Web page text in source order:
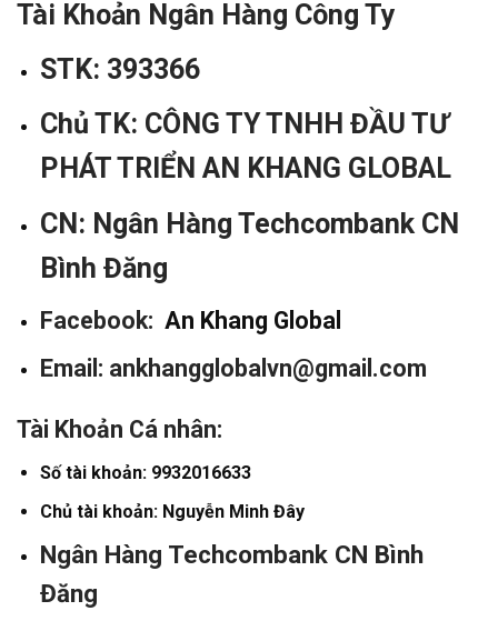
Tài Khoản Ngân Hàng Công Ty
STK: 393366
Chủ TK: CÔNG TY TNHH ĐẦU TƯ
PHÁT TRIỂN AN KHANG GLOBAL
CN: Ngân Hàng Techcombank CN
Bình Đăng
Facebook: An Khang Global
Email: ankhangglobalvn@gmail.com
Tài Khoản Cá nhân:
Số tài khoản: 9932016633
Chủ tài khoản: Nguyễn Minh Đây
Ngân Hàng Techcombank CN Bình
Đăng